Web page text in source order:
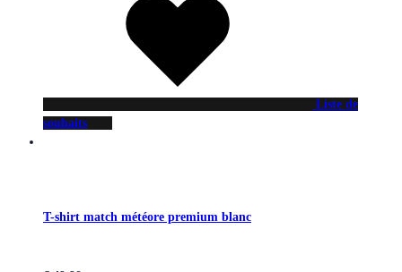
Liste de
souhaits
T-shirt match météore premium blanc